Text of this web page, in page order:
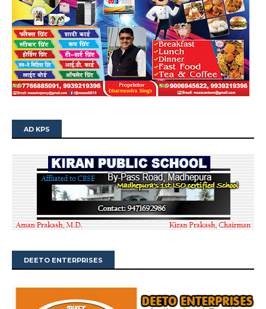
AD KPS
DEETO ENTERPRISES